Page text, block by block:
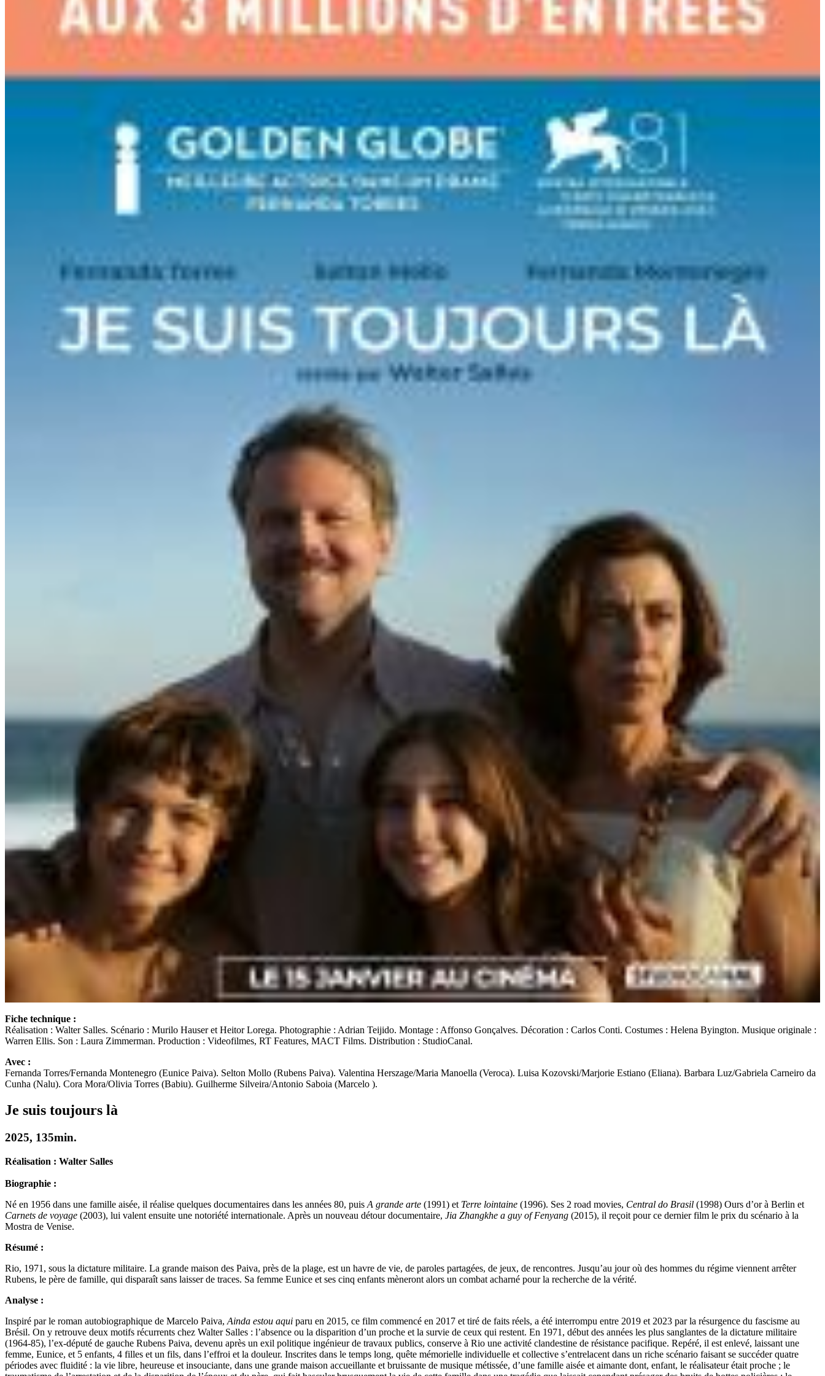
Fiche technique :
Réalisation : Walter Salles. Scénario : Murilo Hauser et Heitor Lorega. Photographie : Adrian Teijido. Montage : Affonso Gonçalves. Décoration : Carlos Conti. Costumes : Helena Byington. Musique originale :
Warren Ellis. Son : Laura Zimmerman. Production : Videofilmes, RT Features, MACT Films. Distribution : StudioCanal.
Avec :
Fernanda Torres/Fernanda Montenegro (Eunice Paiva). Selton Mollo (Rubens Paiva). Valentina Herszage/Maria Manoella (Veroca). Luisa Kozovski/Marjorie Estiano (Eliana). Barbara Luz/Gabriela Carneiro da
Cunha (Nalu). Cora Mora/Olivia Torres (Babiu). Guilherme Silveira/Antonio Saboia (Marcelo ).
Je suis toujours là
2025, 135min.
Réalisation : Walter Salles
Biographie :
Né en 1956 dans une famille aisée, il réalise quelques documentaires dans les années 80, puis A grande arte (1991) et Terre lointaine (1996). Ses 2 road movies, Central do Brasil (1998) Ours d’or à Berlin et
Carnets de voyage (2003), lui valent ensuite une notoriété internationale. Après un nouveau détour documentaire, Jia Zhangkhe a guy of Fenyang (2015), il reçoit pour ce dernier film le prix du scénario à la
Mostra de Venise.
Résumé :
Rio, 1971, sous la dictature militaire. La grande maison des Paiva, près de la plage, est un havre de vie, de paroles partagées, de jeux, de rencontres. Jusqu’au jour où des hommes du régime viennent arrêter
Rubens, le père de famille, qui disparaît sans laisser de traces. Sa femme Eunice et ses cinq enfants mèneront alors un combat acharné pour la recherche de la vérité.
Analyse :
Inspiré par le roman autobiographique de Marcelo Paiva, Ainda estou aqui paru en 2015, ce film commencé en 2017 et tiré de faits réels, a été interrompu entre 2019 et 2023 par la résurgence du fascisme au
Brésil. On y retrouve deux motifs récurrents chez Walter Salles : l’absence ou la disparition d’un proche et la survie de ceux qui restent. En 1971, début des années les plus sanglantes de la dictature militaire
(1964-85), l’ex-député de gauche Rubens Paiva, devenu après un exil politique ingénieur de travaux publics, conserve à Rio une activité clandestine de résistance pacifique. Repéré, il est enlevé, laissant une
femme, Eunice, et 5 enfants, 4 filles et un fils, dans l’effroi et la douleur. Inscrites dans le temps long, quête mémorielle individuelle et collective s’entrelacent dans un riche scénario faisant se succéder quatre
périodes avec fluidité : la vie libre, heureuse et insouciante, dans une grande maison accueillante et bruissante de musique métissée, d’une famille aisée et aimante dont, enfant, le réalisateur était proche ; le